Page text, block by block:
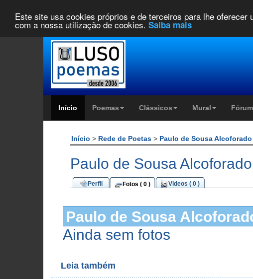
Este site usa cookies próprios e de terceiros para lhe
com a nossa utilização de cookies. Saiba mais
Início Poemas Clássicos Mural Fórum
Início > Rede de Poetas > Paulo de Sousa Alcoforado
Paulo de Sousa
Perfil Fotos ( 0 ) Videos ( 0 )
Paulo de Sousa
Ainda sem fotos
Leia também